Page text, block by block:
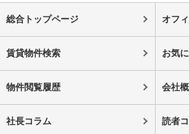
総合トップページ オフ
賃貸物件検索 お気
物件閲覧履歴 会社
社長コラム 読者